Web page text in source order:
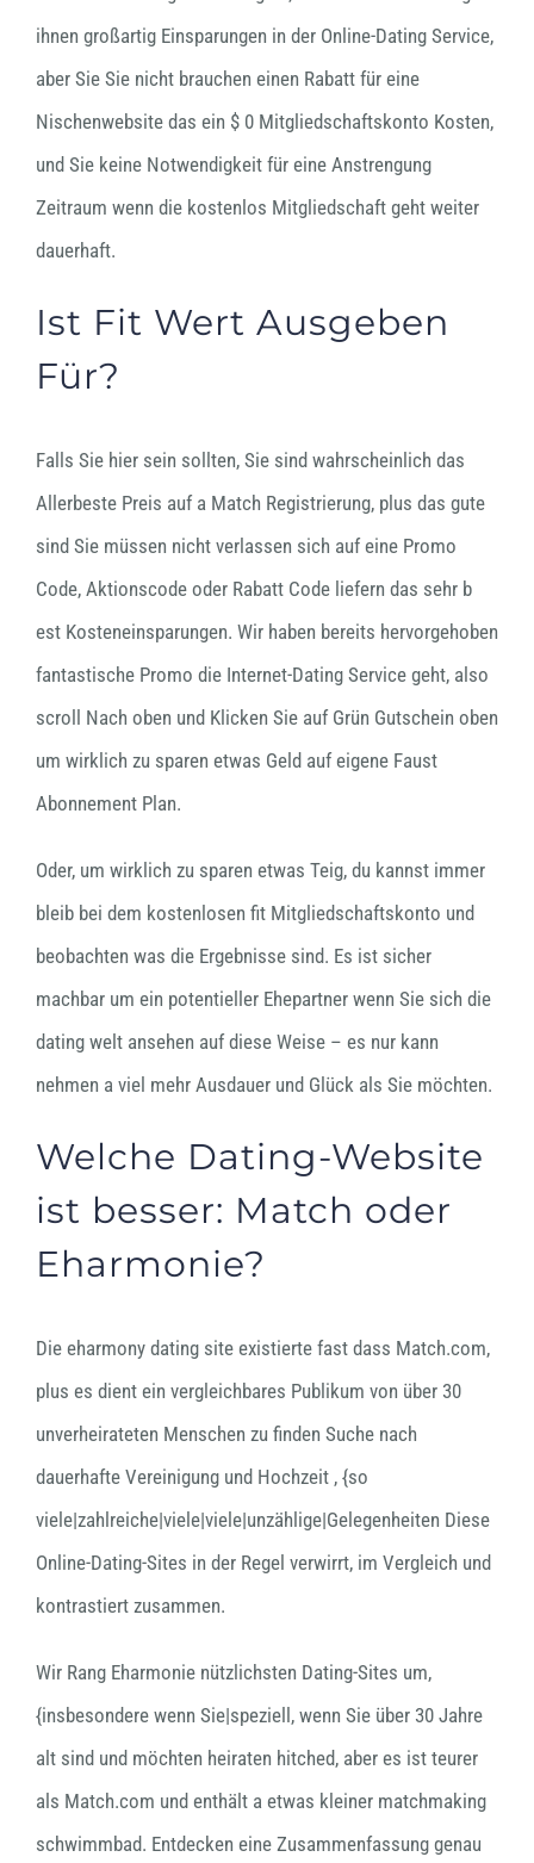
ihnen großartig Einsparungen in der Online-Dating Service,
aber Sie Sie nicht brauchen einen Rabatt für eine
Nischenwebsite das ein $ 0 Mitgliedschaftskonto Kosten,
und Sie keine Notwendigkeit für eine Anstrengung
Zeitraum wenn die kostenlos Mitgliedschaft geht weiter
dauerhaft.
Ist Fit Wert Ausgeben
Für?
Falls Sie hier sein sollten, Sie sind wahrscheinlich das
Allerbeste Preis auf a Match Registrierung, plus das gute
sind Sie müssen nicht verlassen sich auf eine Promo
Code, Aktionscode oder Rabatt Code liefern das sehr b
est Kosteneinsparungen. Wir haben bereits hervorgehoben
fantastische Promo die Internet-Dating Service geht, also
scroll Nach oben und Klicken Sie auf Grün Gutschein oben
um wirklich zu sparen etwas Geld auf eigene Faust
Abonnement Plan.
Oder, um wirklich zu sparen etwas Teig, du kannst immer
bleib bei dem kostenlosen fit Mitgliedschaftskonto und
beobachten was die Ergebnisse sind. Es ist sicher
machbar um ein potentieller Ehepartner wenn Sie sich die
dating welt ansehen auf diese Weise – es nur kann
nehmen a viel mehr Ausdauer und Glück als Sie möchten.
Welche Dating-Website
ist besser: Match oder
Eharmonie?
Die eharmony dating site existierte fast dass Match.com,
plus es dient ein vergleichbares Publikum von über 30
unverheirateten Menschen zu finden Suche nach
dauerhafte Vereinigung und Hochzeit , {so
viele|zahlreiche|viele|viele|unzählige|Gelegenheiten Diese
Online-Dating-Sites in der Regel verwirrt, im Vergleich und
kontrastiert zusammen.
Wir Rang Eharmonie nützlichsten Dating-Sites um,
{insbesondere wenn Sie|speziell, wenn Sie über 30 Jahre
alt sind und möchten heiraten hitched, aber es ist teurer
als Match.com und enthält a etwas kleiner matchmaking
schwimmbad. Entdecken eine Zusammenfassung genau